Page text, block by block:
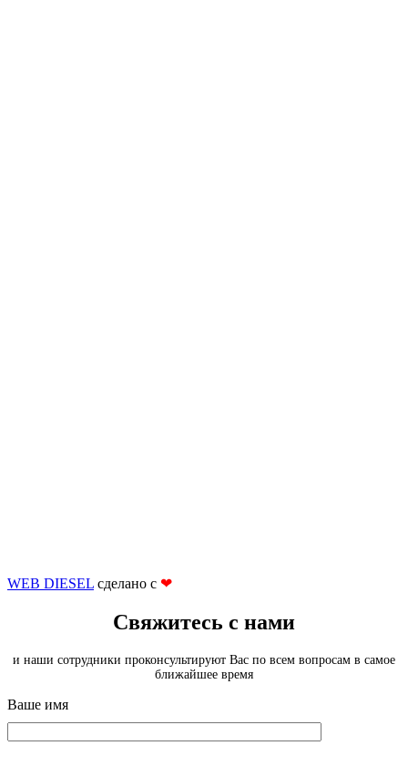
WEB DIESEL сделано с ❤
Свяжитесь с нами
и наши сотрудники проконсультируют Вас по всем вопросам в самое
ближайшее время
Ваше имя